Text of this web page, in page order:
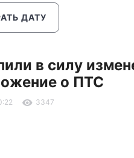
ДАТУ
в силу
о ПТС
3347